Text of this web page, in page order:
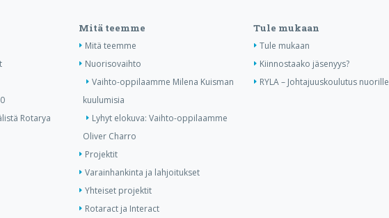
Rotarya
Mitä teemme
Mitä teemme
Nuorisovaihto
Vaihto-oppilaamme Milena Kuisman
kuulumisia
Lyhyt elokuva: Vaihto-oppilaamme
Oliver Charro
Projektit
Varainhankinta ja lahjoitukset
Yhteiset projektit
Rotaract ja Interact
Tule mukaan
Tule mukaan
Kiinnostaako jäsenyys?
RYLA – Johtajuuskoulutus nuorille